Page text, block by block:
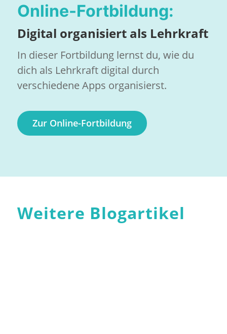
Online-Fortbildung:
Digital organisiert als Lehrkraft
In dieser Fortbildung lernst du, wie du
dich als Lehrkraft digital durch
verschiedene Apps organisierst.
Zur Online-Fortbildung
Weitere Blogartikel